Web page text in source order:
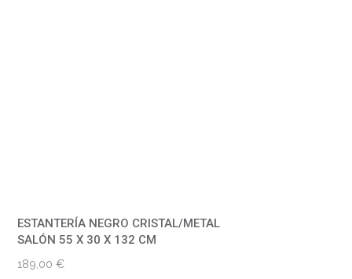
ESTANTERÍA NEGRO CRISTAL/METAL
SALÓN 55 X 30 X 132 CM
189,00€